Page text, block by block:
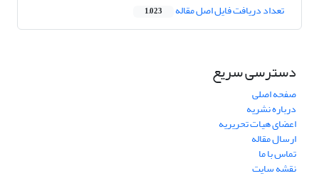
تعداد دریافت فایل اصل مقاله 1,023
دسترسی سریع
صفحه اصلی
درباره نشریه
اعضای هیات تحریریه
ارسال مقاله
تماس با ما
نقشه سایت